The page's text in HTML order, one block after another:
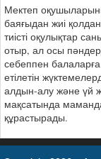
Мектеп
баяғыдан жиі
тиісті оқулықтар
отыр, ал осы
себеппен
етілетін
алдын-алу және үй
мақсатында
құрастырады.